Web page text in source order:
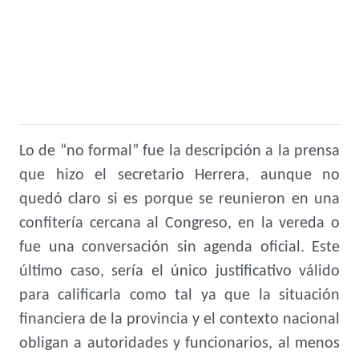
Lo de “no formal” fue la descripción a la prensa
que hizo el secretario Herrera, aunque no
quedó claro si es porque se reunieron en una
confitería cercana al Congreso, en la vereda o
fue una conversación sin agenda oficial. Este
último caso, sería el único justificativo válido
para calificarla como tal ya que la situación
financiera de la provincia y el contexto nacional
obligan a autoridades y funcionarios, al menos